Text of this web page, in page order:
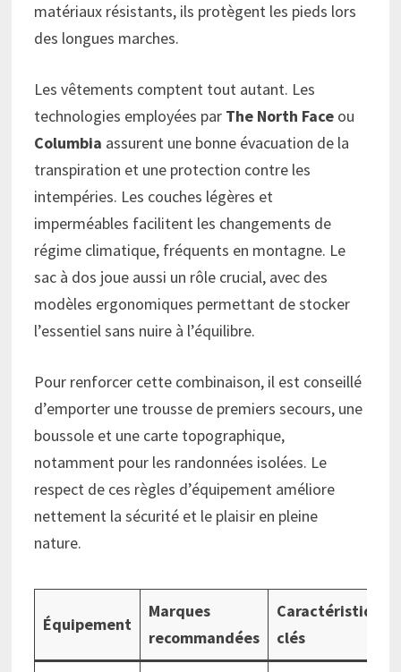
matériaux résistants, ils protègent les pieds lors
des longues marches.
Les vêtements comptent tout autant. Les
technologies employées par The North Face ou
Columbia assurent une bonne évacuation de la
transpiration et une protection contre les
intempéries. Les couches légères et
imperméables facilitent les changements de
régime climatique, fréquents en montagne. Le
sac à dos joue aussi un rôle crucial, avec des
modèles ergonomiques permettant de stocker
l’essentiel sans nuire à l’équilibre.
Pour renforcer cette combinaison, il est conseillé
d’emporter une trousse de premiers secours, une
boussole et une carte topographique,
notamment pour les randonnées isolées. Le
respect de ces règles d’équipement améliore
nettement la sécurité et le plaisir en pleine
nature.
Équipement
Marques
recommandées
Caractéristiques
clés